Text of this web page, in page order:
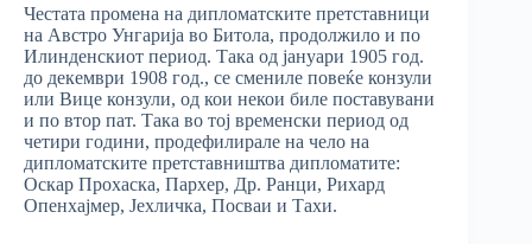
Честата промена на дипломатските претставници
на Австро Унгарија во Битола, продолжило и по
Илинденскиот период. Така од јануари 1905 год.
до декември 1908 год., се смениле повеќе конзули
или Вице конзули, од кои некои биле поставувани
и по втор пат. Така во тој временски период од
четири години, продефилирале на чело на
дипломатските претставништва дипломатите:
Оскар Прохаска, Пархер, Др. Ранци, Рихард
Опенхајмер, Јехличка, Посваи и Тахи.